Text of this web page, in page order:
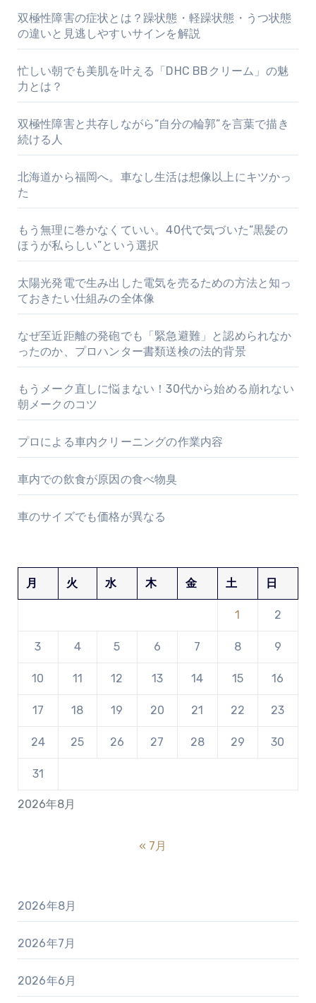
双極性障害の症状とは？躁状態・軽躁状態・うつ状態
の違いと見逃しやすいサインを解説
忙しい朝でも美肌を叶える「DHC BBクリーム」の魅
力とは？
双極性障害と共存しながら“自分の輪郭”を言葉で描き
続ける人
北海道から福岡へ。車なし生活は想像以上にキツかっ
た
もう無理に巻かなくていい。40代で気づいた“黒髪の
ほうが私らしい”という選択
太陽光発電で生み出した電気を売るための方法と知っ
ておきたい仕組みの全体像
なぜ至近距離の発砲でも「緊急避難」と認められなか
ったのか、プロハンター書類送検の法的背景
もうメーク直しに悩まない！30代から始める崩れない
朝メークのコツ
プロによる車内クリーニングの作業内容
車内での飲食が原因の食べ物臭
車のサイズでも価格が異なる
2026年8月
月 火 水 木 金 土 日
1 2
3 4 5 6 7 8 9
10 11 12 13 14 15 16
17 18 19 20 21 22 23
24 25 26 27 28 29 30
31
« 7月
2026年8月
2026年7月
2026年6月